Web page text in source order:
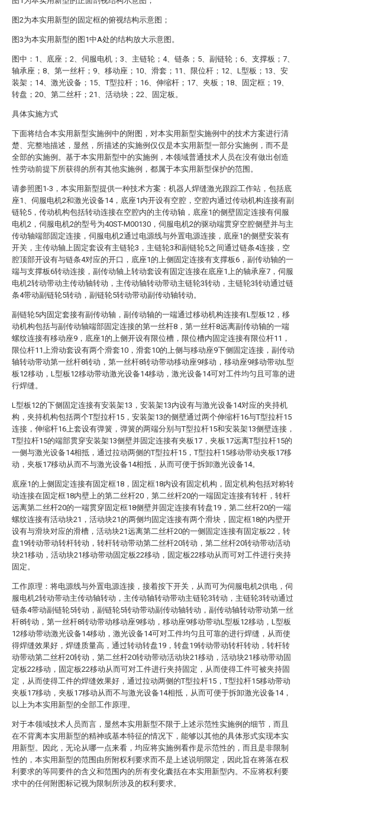
图2为本实用新型的固定框的俯视结构示意图；
图3为本实用新型的图1中A处的结构放大示意图。
图中：1、底座；2、伺服电机；3、主链轮；4、链条；5、副链轮；6、支撑板；7、
轴承座；8、第一丝杆；9、移动座；10、滑套；11、限位杆；12、L型板；13、安
装架；14、激光设备；15、T型拉杆；16、伸缩杆；17、夹板；18、固定框；19、
转盘；20、第二丝杆；21、活动块；22、固定板。
具体实施方式
下面将结合本实用新型实施例中的附图，对本实用新型实施例中的技术方案进行清
楚、完整地描述，显然，所描述的实施例仅仅是本实用新型一部分实施例，而不是
全部的实施例。基于本实用新型中的实施例，本领域普通技术人员在没有做出创造
性劳动前提下所获得的所有其他实施例，都属于本实用新型保护的范围。
请参照图1-3，本实用新型提供一种技术方案：机器人焊缝激光跟踪工作站，包括底
座1、伺服电机2和激光设备14，底座1内开设有空腔，空腔内通过传动机构连接有副
链轮5，传动机构包括转动连接在空腔内的主传动轴，底座1的侧壁固定连接有伺服
电机2，伺服电机2的型号为40ST-M00130，伺服电机2的驱动端贯穿空腔侧壁并与主
传动轴端部固定连接，伺服电机2通过电源线与外置电源连接，底座1的侧壁安装有
开关，主传动轴上固定套设有主链轮3，主链轮3和副链轮5之间通过链条4连接，空
腔顶部开设有与链条4对应的开口，底座1的上侧固定连接有支撑板6，副传动轴的一
端与支撑板6转动连接，副传动轴上转动套设有固定连接在底座1上的轴承座7，伺服
电机2转动带动主传动轴转动，主传动轴转动带动主链轮3转动，主链轮3转动通过链
条4带动副链轮5转动，副链轮5转动带动副传动轴转动。
副链轮5内固定套接有副传动轴，副传动轴的一端通过移动机构连接有L型板12，移
动机构包括与副传动轴端部固定连接的第一丝杆8，第一丝杆8远离副传动轴的一端
螺纹连接有移动座9，底座1的上侧开设有限位槽，限位槽内固定连接有限位杆11，
限位杆11上滑动套设有两个滑套10，滑套10的上侧与移动座9下侧固定连接，副传动
轴转动带动第一丝杆8转动，第一丝杆8转动带动移动座9移动，移动座9移动带动L型
板12移动，L型板12移动带动激光设备14移动，激光设备14可对工件均匀且可靠的进
行焊缝。
L型板12的下侧固定连接有安装架13，安装架13内设有与激光设备14对应的夹持机
构，夹持机构包括两个T型拉杆15，安装架13的侧壁通过两个伸缩杆16与T型拉杆15
连接，伸缩杆16上套设有弹簧，弹簧的两端分别与T型拉杆15和安装架13侧壁连接，
T型拉杆15的端部贯穿安装架13侧壁并固定连接有夹板17，夹板17远离T型拉杆15的
一侧与激光设备14相抵，通过拉动两侧的T型拉杆15，T型拉杆15移动带动夹板17移
动，夹板17移动从而不与激光设备14相抵，从而可便于拆卸激光设备14。
底座1的上侧固定连接有固定框18，固定框18内设有固定机构，固定机构包括对称转
动连接在固定框18内壁上的第二丝杆20，第二丝杆20的一端固定连接有转杆，转杆
远离第二丝杆20的一端贯穿固定框18侧壁并固定连接有转盘19，第二丝杆20的一端
螺纹连接有活动块21，活动块21的两侧均固定连接有两个滑块，固定框18的内壁开
设有与滑块对应的滑槽，活动块21远离第二丝杆20的一侧固定连接有固定板22，转
盘19转动带动转杆转动，转杆转动带动第二丝杆20转动，第二丝杆20转动带动活动
块21移动，活动块21移动带动固定板22移动，固定板22移动从而可对工件进行夹持
固定。
工作原理：将电源线与外置电源连接，接着按下开关，从而可为伺服电机2供电，伺
服电机2转动带动主传动轴转动，主传动轴转动带动主链轮3转动，主链轮3转动通过
链条4带动副链轮5转动，副链轮5转动带动副传动轴转动，副传动轴转动带动第一丝
杆8转动，第一丝杆8转动带动移动座9移动，移动座9移动带动L型板12移动，L型板
12移动带动激光设备14移动，激光设备14可对工件均匀且可靠的进行焊缝，从而使
得焊缝效果好，焊缝质量高，通过转动转盘19，转盘19转动带动转杆转动，转杆转
动带动第二丝杆20转动，第二丝杆20转动带动活动块21移动，活动块21移动带动固
定板22移动，固定板22移动从而可对工件进行夹持固定，从而使得工件可被夹持固
定，从而使得工件的焊缝效果好，通过拉动两侧的T型拉杆15，T型拉杆15移动带动
夹板17移动，夹板17移动从而不与激光设备14相抵，从而可便于拆卸激光设备14，
以上为本实用新型的全部工作原理。
对于本领域技术人员而言，显然本实用新型不限于上述示范性实施例的细节，而且
在不背离本实用新型的精神或基本特征的情况下，能够以其他的具体形式实现本实
用新型。因此，无论从哪一点来看，均应将实施例看作是示范性的，而且是非限制
性的，本实用新型的范围由所附权利要求而不是上述说明限定，因此旨在将落在权
利要求的等同要件的含义和范围内的所有变化囊括在本实用新型内。不应将权利要
求中的任何附图标记视为限制所涉及的权利要求。